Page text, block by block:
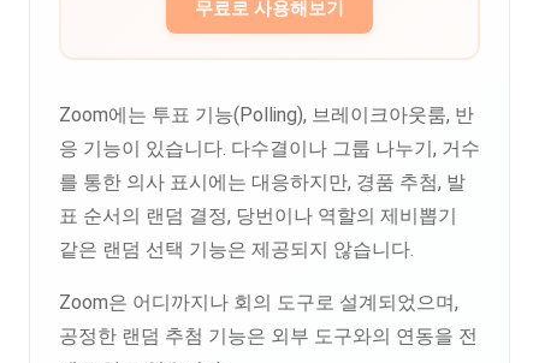
무료로 사용해보기
Zoom에는 투표 기능(Polling), 브레이크아웃룸, 반
응 기능이 있습니다. 다수결이나 그룹 나누기, 거수
를 통한 의사 표시에는 대응하지만, 경품 추첨, 발
표 순서의 랜덤 결정, 당번이나 역할의 제비뽑기
같은 랜덤 선택 기능은 제공되지 않습니다.
Zoom은 어디까지나 회의 도구로 설계되었으며,
공정한 랜덤 추첨 기능은 외부 도구와의 연동을 전